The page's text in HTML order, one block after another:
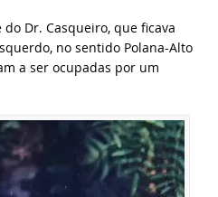
Dr. Casqueiro, que ficava
no sentido Polana-Alto
a ser ocupadas por um